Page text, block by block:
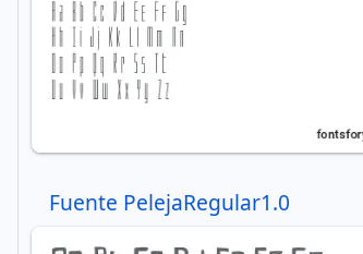
Fuente PelejaRegular1.0